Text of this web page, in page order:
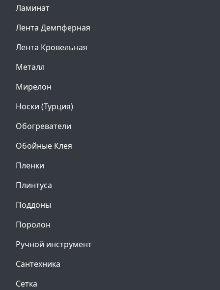
Ламинат
Лента Демпферная
Лента Кровельная
Металл
Мирелон
Носки (Турция)
Обогреватели
Обойные Клея
Пленки
Плинтуса
Поддоны
Поролон
Ручной инструмент
Сантехника
Сетка